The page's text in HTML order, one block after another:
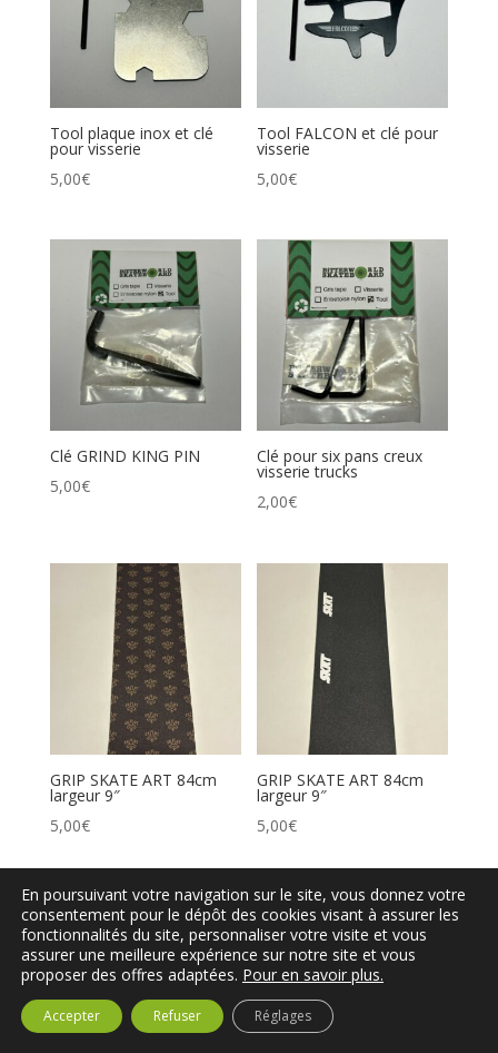
Tool plaque inox et clé
pour visserie
5,00€
Tool FALCON et clé pour
visserie
5,00€
Clé GRIND KING PIN
5,00€
Clé pour six pans creux
visserie trucks
2,00€
GRIP SKATE ART 84cm
largeur 9″
5,00€
GRIP SKATE ART 84cm
largeur 9″
5,00€
En poursuivant votre navigation sur le site, vous donnez votre
consentement pour le dépôt des cookies visant à assurer les
fonctionnalités du site, personnaliser votre visite et vous
assurer une meilleure expérience sur notre site et vous
proposer des offres adaptées. Pour en savoir plus.
Accepter Refuser Réglages